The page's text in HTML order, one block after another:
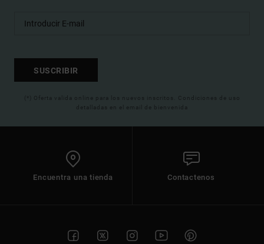
SUSCRIBIR
(*) Oferta valida online para los nuevos inscritos. Condiciones de uso
detalladas en el email de bienvenida
Encuentra una tienda Contactenos